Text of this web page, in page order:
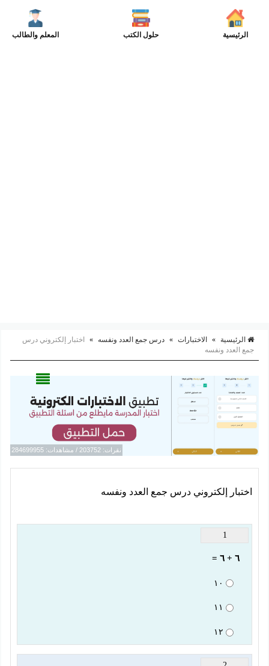
الرئيسية حلول الكتب المعلم والطالب
الرئيسية » الاختبارات » درس جمع العدد ونفسه »
اختبار إلكتروني درس
جمع العدد ونفسه
نقرات: 203752 / مشاهدات: 284699955
اختبار إلكتروني درس جمع العدد ونفسه
1
٦ + ٦ =
١٠
١١
١٢